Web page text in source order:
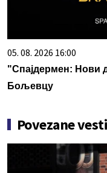
05. 08. 2026 16:00
"Спајдермен: Нови
Бољевцу
Povezane vesti